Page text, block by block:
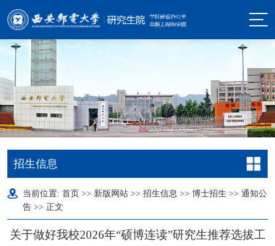
招生信息
当前位置: 首页 >> 新版网站 >> 招生信息 >> 博士招生 >> 通知公
告 >> 正文
关于做好我校2026年“硕博连读”研究生推荐选拔工